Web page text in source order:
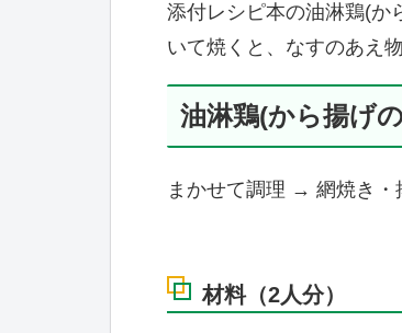
添付レシピ本の油淋鶏(か
いて焼くと、なすのあえ
油淋鶏(から揚げ
まかせて調理 → 網焼き・
材料（2人分）